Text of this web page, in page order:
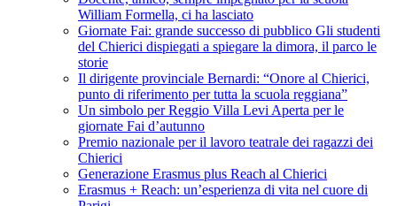
William Formella, ci ha lasciato
Giornate Fai: grande successo di pubblico Gli studenti
del Chierici dispiegati a spiegare la dimora, il parco le
storie
Il dirigente provinciale Bernardi: “Onore al Chierici,
punto di riferimento per tutta la scuola reggiana”
Un simbolo per Reggio Villa Levi Aperta per le
giornate Fai d’autunno
Premio nazionale per il lavoro teatrale dei ragazzi dei
Chierici
Generazione Erasmus plus Reach al Chierici
Erasmus + Reach: un’esperienza di vita nel cuore di